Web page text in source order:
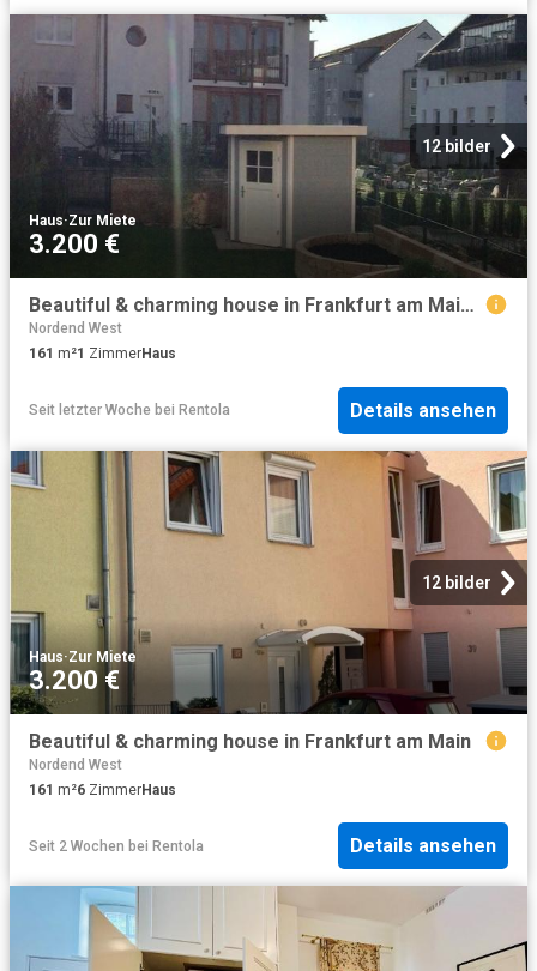
12 bilder
Haus·Zur Miete
3.200 €
Beautiful & charming house in Frankfurt am Main, Frankfurt Amsterdam Apartments for Rent
Nordend West
161 m²1 ZimmerHaus
Seit letzter Woche bei Rentola Details ansehen
12 bilder
Haus·Zur Miete
3.200 €
Beautiful & charming house in Frankfurt am Main
Nordend West
161 m²6 ZimmerHaus
Seit 2 Wochen bei Rentola Details ansehen